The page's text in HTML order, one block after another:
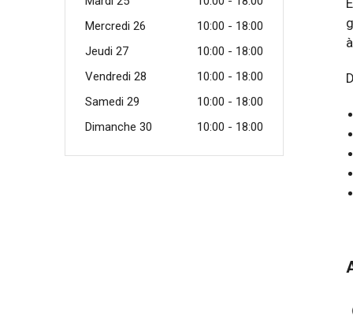
Mercredi 26
10:00 - 18:00
Jeudi 27
10:00 - 18:00
Vendredi 28
10:00 - 18:00
Samedi 29
10:00 - 18:00
Dimanche 30
10:00 - 18:00